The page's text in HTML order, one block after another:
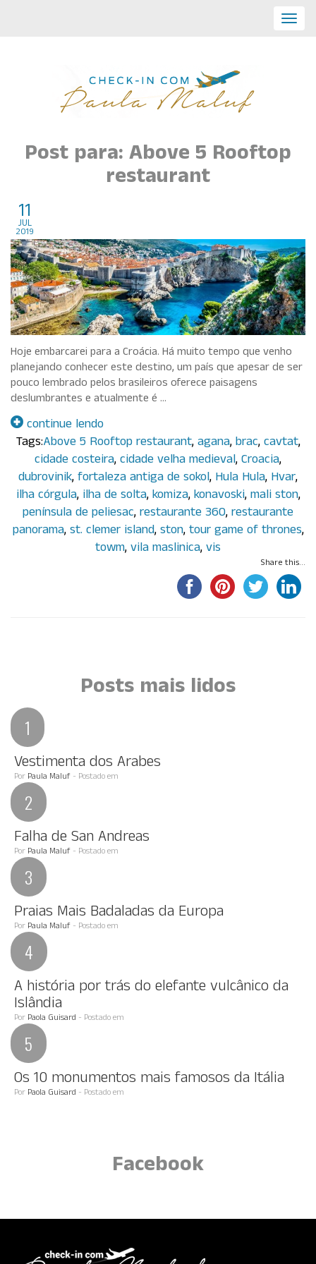
Post para: Above 5 Rooftop
restaurant
11
jul
2019
Hoje embarcarei para a Croácia. Há muito tempo que venho
planejando conhecer este destino, um país que apesar de ser
pouco lembrado pelos brasileiros oferece paisagens
deslumbrantes e atualmente é …
continue lendo
Tags:Above 5 Rooftop restaurant, agana, brac, cavtat,
cidade costeira, cidade velha medieval, Croacia,
dubrovinik, fortaleza antiga de sokol, Hula Hula, Hvar,
ilha córgula, ilha de solta, komiza, konavoski, mali ston,
península de peliesac, restaurante 360, restaurante
panorama, st. clemer island, ston, tour game of thrones,
towm, vila maslinica, vis
Share this...
Posts mais lidos
Vestimenta dos Arabes
Por Paula Maluf - Postado em
Falha de San Andreas
Por Paula Maluf - Postado em
Praias Mais Badaladas da Europa
Por Paula Maluf - Postado em
A história por trás do elefante vulcânico da
Islândia
Por Paola Guisard - Postado em
Os 10 monumentos mais famosos da Itália
Por Paola Guisard - Postado em
Facebook